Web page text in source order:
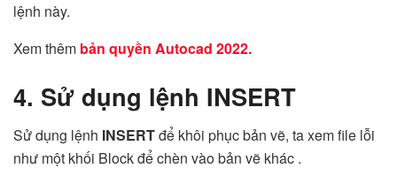
lệnh này.
Xem thêm bản quyền Autocad 2022.
4. Sử dụng lệnh INSERT
Sử dụng lệnh INSERTđể khôi phục bản vẽ, ta xem file lỗi
như một khối Block để chèn vào bản vẽ khác .